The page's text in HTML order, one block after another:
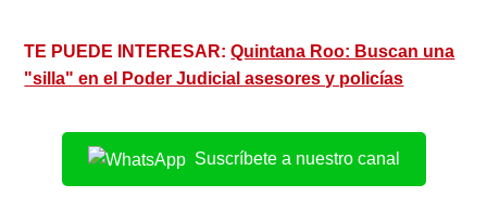
TE PUEDE INTERESAR:Quintana Roo: Buscan una
"silla" en el Poder Judicial asesores y policías
Suscríbete a nuestro canal